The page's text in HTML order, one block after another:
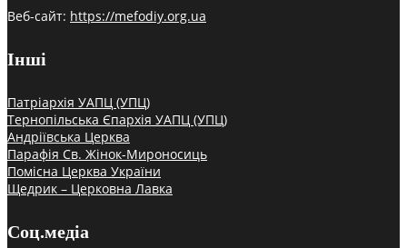
Веб-сайт: https://mefodiy.org.ua
Інші
Патріархія УАПЦ (УПЦ)
Тернопільська Єпархія УАПЦ (УПЦ)
Андріївська Церква
Парафія Св. Жінок-Мироносиць
Помісна Церква України
Щедрик – Церковна Лавка
Соц.медіа